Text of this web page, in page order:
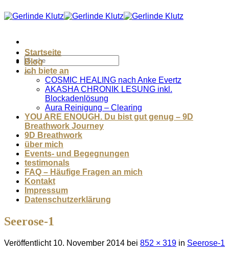
Inhalt
Startseite
Blog
ich biete an
COSMIC HEALING nach Anke Evertz
AKASHA CHRONIK LESUNG inkl.
Blockadenlösung
Aura Reinigung – Clearing
YOU ARE ENOUGH. Du bist gut genug – 9D
Breathwork Journey
9D Breathwork
über mich
Events- und Begegnungen
testimonals
FAQ – Häufige Fragen an mich
Kontakt
Impressum
Datenschutzerklärung
Seerose-1
Veröffentlicht 10. November 2014 bei 852 × 319 in Seerose-1